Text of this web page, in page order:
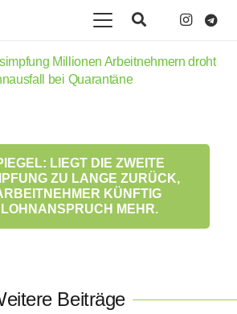
Millionen Arbeitnehmern droht
bei Quarantäne
LIEGT DIE ZWEITE
ZU LANGE ZURÜCK,
KÜNFTIG
MEHR.
Beiträge